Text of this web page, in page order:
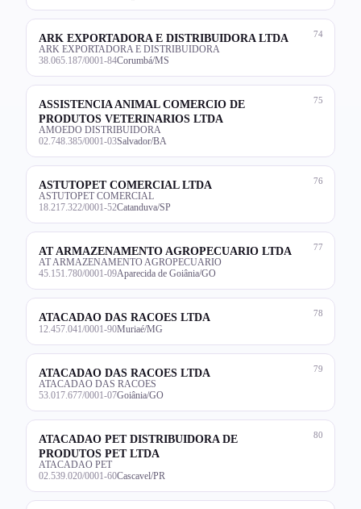
74
ARK EXPORTADORA E DISTRIBUIDORA LTDA
ARK EXPORTADORA E DISTRIBUIDORA
38.065.187/0001-84Corumbá/MS
75
ASSISTENCIA ANIMAL COMERCIO DE
PRODUTOS VETERINARIOS LTDA
AMOEDO DISTRIBUIDORA
02.748.385/0001-03Salvador/BA
76
ASTUTOPET COMERCIAL LTDA
ASTUTOPET COMERCIAL
18.217.322/0001-52Catanduva/SP
77
AT ARMAZENAMENTO AGROPECUARIO LTDA
AT ARMAZENAMENTO AGROPECUARIO
45.151.780/0001-09Aparecida de Goiânia/GO
78
ATACADAO DAS RACOES LTDA
12.457.041/0001-90Muriaé/MG
79
ATACADAO DAS RACOES LTDA
ATACADAO DAS RACOES
53.017.677/0001-07Goiânia/GO
80
ATACADAO PET DISTRIBUIDORA DE
PRODUTOS PET LTDA
ATACADAO PET
02.539.020/0001-60Cascavel/PR